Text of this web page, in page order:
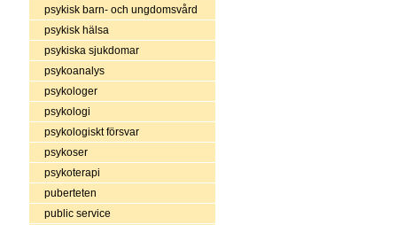
psykisk barn- och ungdomsvård
psykisk hälsa
psykiska sjukdomar
psykoanalys
psykologer
psykologi
psykologiskt försvar
psykoser
psykoterapi
puberteten
public service